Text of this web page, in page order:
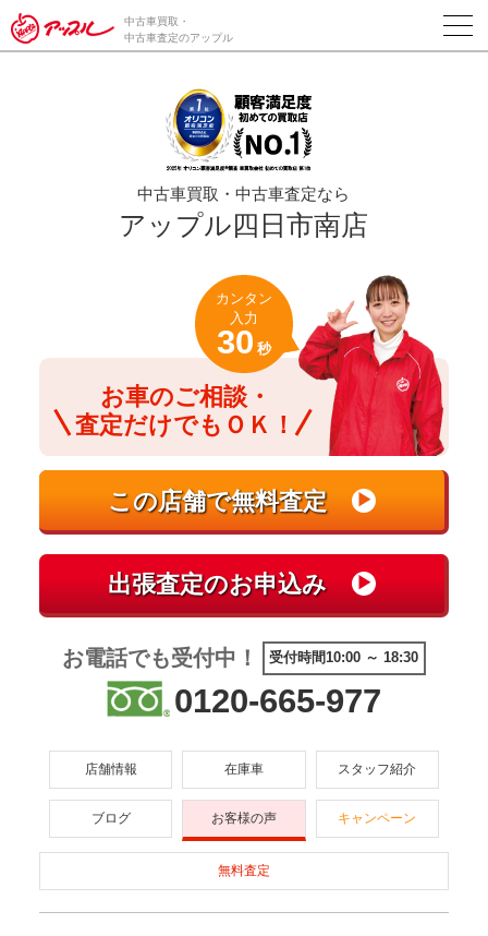
/*ABテスト_新規査定フォームの為のCVボタン*/
中古車買取・
中古車査定のアップル
中古車買取・中古車査定なら
アップル四日市南店
お車のご相談・
査定だけでもＯＫ！
カンタン
入力
30 秒
お電話でも受付中！ 受付時間10:00 ～ 18:30
0120-665-977
店舗情報 在庫車 スタッフ紹介
ブログ お客様の声 キャンペーン
無料査定